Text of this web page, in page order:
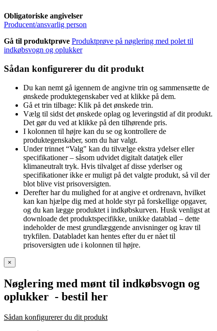
Obligatoriske angivelser
Producent/ansvarlig person
Gå til produktprøve Produktprøve på nøglering med polet til
indkøbsvogn og oplukker
Sådan konfigurerer du dit produkt
Du kan nemt gå igennem de angivne trin og sammensætte de
ønskede produktegenskaber ved at klikke på dem.
Gå et trin tilbage: Klik på det ønskede trin.
Vælg til sidst det ønskede oplag og leveringstid af dit produkt.
Det gør du ved at klikke på den tilhørende pris.
I kolonnen til højre kan du se og kontrollere de
produktegenskaber, som du har valgt.
Under trinnet “Valg" kan du tilvælge ekstra ydelser eller
specifikationer – såsom udvidet digitalt datatjek eller
klimaneutralt tryk. Hvis tilvalget af disse yderlser og
specifikationer ikke er muligt på det valgte produkt, så vil der
blot blive vist prisoversigten.
Derefter har du mulighed for at angive et ordrenavn, hvilket
kan kan hjælpe dig med at holde styr på forskellige opgaver,
og du kan lægge produktet i indkøbskurven. Husk venligst at
downloade det produktspecifikke, unikke datablad – dette
indeholder de mest grundlæggende anvisninger og krav til
trykfilen. Databladet kan hentes efter du er nået til
prisoversigten ude i kolonnen til højre.
×
Nøglering med mønt til indkøbsvogn og
oplukker - bestil her
Sådan konfigurerer du dit produkt